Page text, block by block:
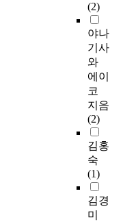
(2)
야나
기사
와
에이
코
지음
(2)
김홍
숙
(1)
김경
미